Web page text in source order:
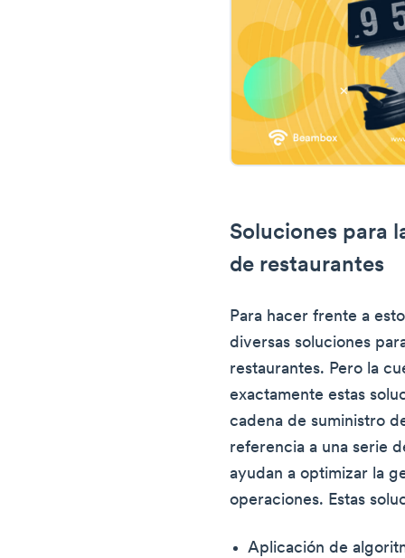
Soluciones para
de restaurantes
Para hacer frente a
diversas soluciones
restaurantes. Pero la
exactamente estas
cadena de suministro
referencia a una serie
ayudan a optimizar la
operaciones. Estas
Aplicación de